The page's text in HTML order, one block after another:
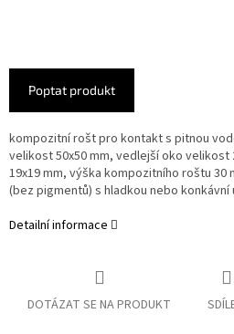
Poptat produkt
kompozitní rošt pro kontakt s pitnou
velikost 50x50 mm, vedlejší oko velikost
19x19 mm, výška kompozitního roštu 30
(bez pigmentů) s hladkou nebo konkávní
Detailní informace
DOTÁZAT SE NA PRODUKT